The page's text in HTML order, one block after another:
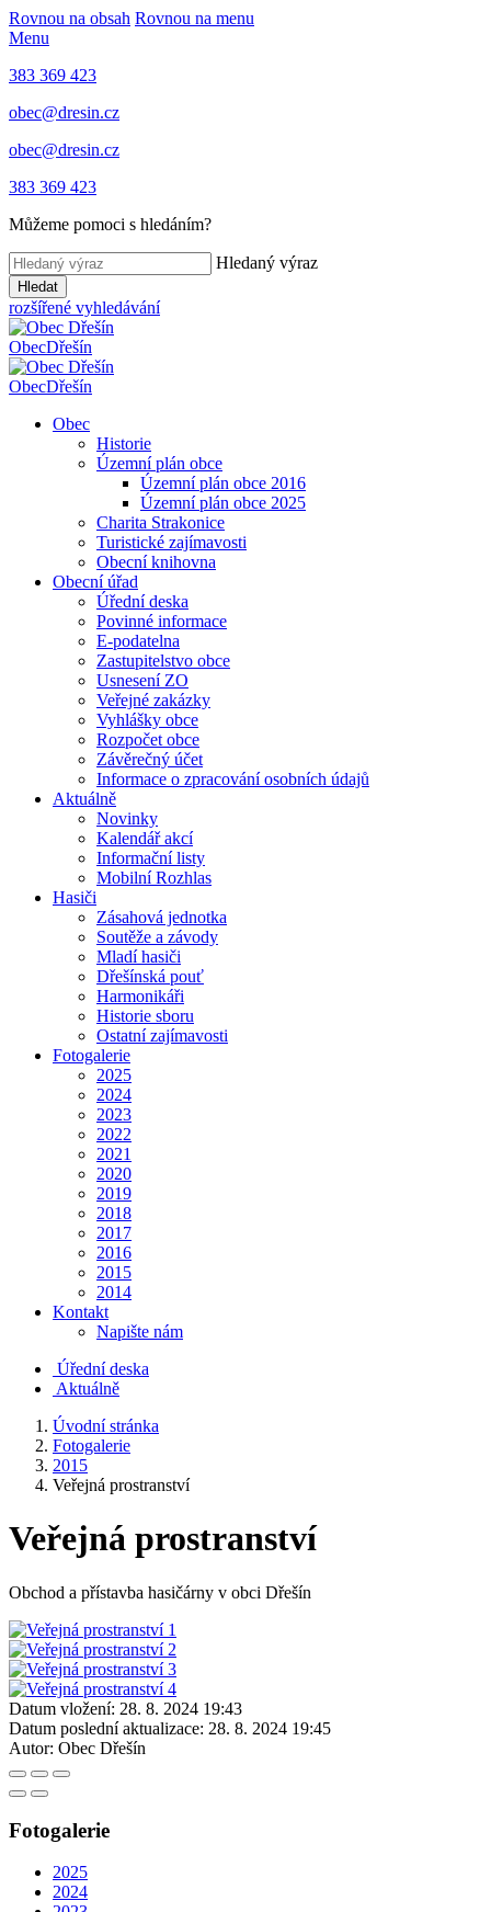
Rovnou na obsah Rovnou na menu
Menu
383 369 423
obec@dresin.cz
obec@dresin.cz
383 369 423
Můžeme pomoci s hledáním?
Hledaný výraz
Hledat
rozšířené vyhledávání
ObecDřešín
ObecDřešín
Obec
Historie
Územní plán obce
Územní plán obce 2016
Územní plán obce 2025
Charita Strakonice
Turistické zajímavosti
Obecní knihovna
Obecní úřad
Úřední deska
Povinné informace
E-podatelna
Zastupitelstvo obce
Usnesení ZO
Veřejné zakázky
Vyhlášky obce
Rozpočet obce
Závěrečný účet
Informace o zpracování osobních údajů
Aktuálně
Novinky
Kalendář akcí
Informační listy
Mobilní Rozhlas
Hasiči
Zásahová jednotka
Soutěže a závody
Mladí hasiči
Dřešínská pouť
Harmonikáři
Historie sboru
Ostatní zajímavosti
Fotogalerie
2025
2024
2023
2022
2021
2020
2019
2018
2017
2016
2015
2014
Kontakt
Napište nám
Úřední deska
Aktuálně
Úvodní stránka
Fotogalerie
2015
Veřejná prostranství
Veřejná prostranství
Obchod a přístavba hasičárny v obci Dřešín
Datum vložení: 28. 8. 2024 19:43
Datum poslední aktualizace: 28. 8. 2024 19:45
Autor: Obec Dřešín
Fotogalerie
2025
2024